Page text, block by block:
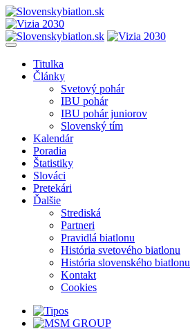
Titulka
Články
Svetový pohár
IBU pohár
IBU pohár juniorov
Slovenský tím
Kalendár
Poradia
Štatistiky
Slováci
Pretekári
Ďalšie
Strediská
Partneri
Pravidlá biatlonu
História svetového biatlonu
História slovenského biatlonu
Kontakt
Cookies